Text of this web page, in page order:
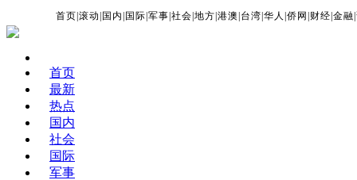
首页 |滚动 国内 国际 |军事 |社会 |地方 |港澳 台湾 |华人 |侨网 财经 |金融 |
首页
最新
热点
国内
社会
国际
军事